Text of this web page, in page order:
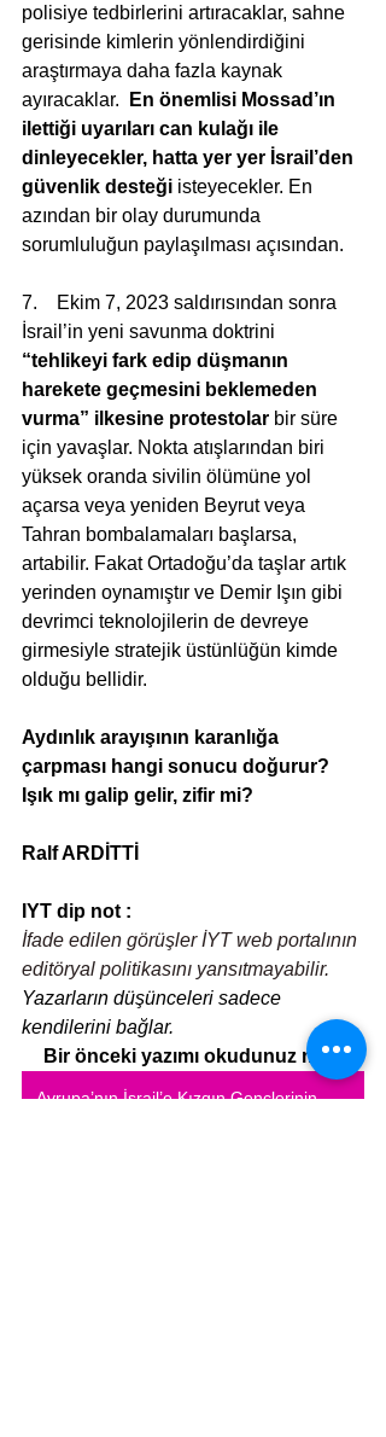
polisiye tedbirlerini artıracaklar, sahne
gerisinde kimlerin yönlendirdiğini
araştırmaya daha fazla kaynak
ayıracaklar.
En önemlisi Mossad’ın
ilettiği uyarıları can kulağı ile
dinleyecekler, hatta yer yer İsrail’den
güvenlik desteği isteyecekler. En
azından bir olay durumunda
sorumluluğun paylaşılması açısından.
7.    Ekim 7, 2023 saldırısından sonra
İsrail’in yeni savunma doktrini
“tehlikeyi fark edip düşmanın
harekete geçmesini beklemeden
vurma” ilkesine protestolar bir süre
için yavaşlar. Nokta atışlarından biri
yüksek oranda sivilin ölümüne yol
açarsa veya yeniden Beyrut veya
Tahran bombalamaları başlarsa,
artabilir. Fakat Ortadoğu’da taşlar artık
yerinden oynamıştır ve Demir Işın gibi
devrimci teknolojilerin de devreye
girmesiyle stratejik üstünlüğün kimde
olduğu bellidir.
Aydınlık arayışının karanlığa
çarpması hangi sonucu doğurur?
Işık mı galip gelir, zifir mi?
Ralf ARDİTTİ
IYT dip not :
İfade edilen görüşler İYT web portalının
editöryal politikasını yansıtmayabilir.
Yazarların düşünceleri sadece
kendilerini bağlar.
Bir önceki yazımı okudunuz mu?
Avrupa’nın İsrail’e Kızgın Gençlerinin Gelecekleri Tehlikede mi?